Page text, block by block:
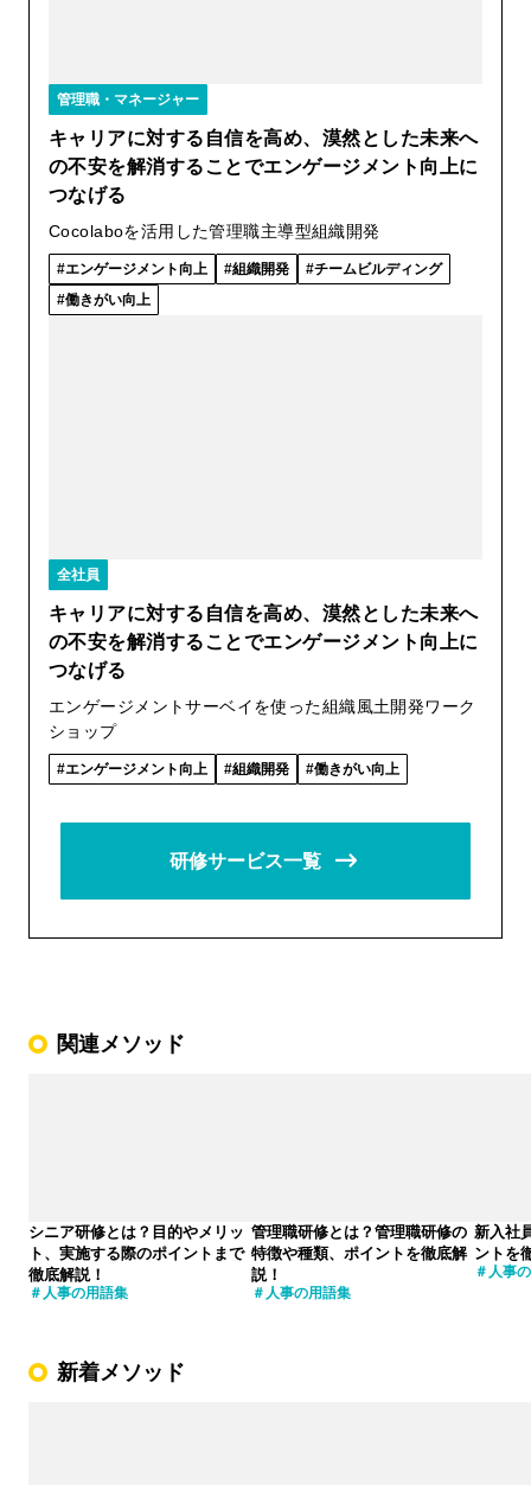
管理職・マネージャー
キャリアに対する自信を高め、漠然とした未来へ
の不安を解消することでエンゲージメント向上に
つなげる
Cocolaboを活用した管理職主導型組織開発
エンゲージメント向上 組織開発
チームビルディング
働きがい向上
全社員
キャリアに対する自信を高め、漠然とした未来へ
の不安を解消することでエンゲージメント向上に
つなげる
エンゲージメントサーベイを使った組織風土開発ワーク
ショップ
エンゲージメント向上 組織開発 働きがい向上
研修サービス一覧
関連メソッド
シニア研修とは？目的やメリッ
ト、実施する際のポイントまで
徹底解説！
人事の用語集
管理職研修とは？管理職研修の
特徴や種類、ポイントを徹底解
説！
人事の用語集
新入社
ントを
人事
新着メソッド